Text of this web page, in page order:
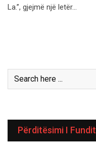
La.”, gjejmë një letër…
Përditësimi I Fundit